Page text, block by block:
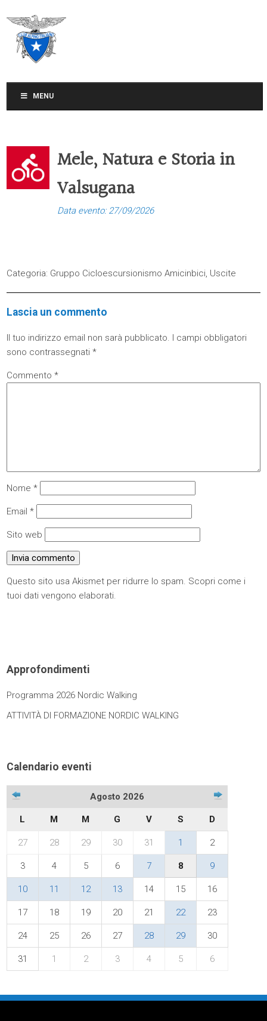
MENU
Mele, Natura e Storia in
Valsugana
Data evento: 27/09/2026
Categoria: Gruppo Cicloescursionismo Amicinbici, Uscite
Lascia un commento
Il tuo indirizzo email non sarà pubblicato. I campi obbligatori
sono contrassegnati*
Commento*
Nome*
Email*
Sito web
Questo sito usa Akismet per ridurre lo spam. Scopri come i
tuoi dati vengono elaborati.
Approfondimenti
Programma 2026 Nordic Walking
ATTIVITÀ DI FORMAZIONE NORDIC WALKING
Calendario eventi
Agosto 2026
L M M G V S D
27 28 29 30 31 1 2
3 4 5 6 7 8 9
10 11 12 13 14 15 16
17 18 19 20 21 22 23
24 25 26 27 28 29 30
31 1 2 3 4 5 6